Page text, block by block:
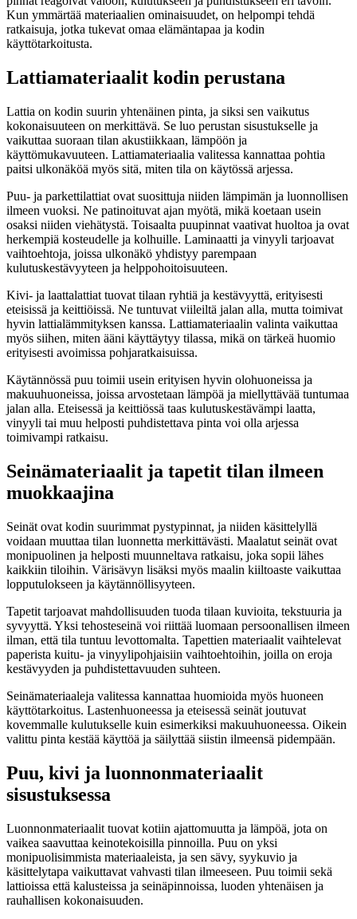
Kun ymmärtää materiaalien ominaisuudet, on helpompi tehdä
ratkaisuja, jotka tukevat omaa elämäntapaa ja kodin
käyttötarkoitusta.
Lattiamateriaalit kodin perustana
Lattia on kodin suurin yhtenäinen pinta, ja siksi sen vaikutus
kokonaisuuteen on merkittävä. Se luo perustan sisustukselle ja
vaikuttaa suoraan tilan akustiikkaan, lämpöön ja
käyttömukavuuteen. Lattiamateriaalia valitessa kannattaa pohtia
paitsi ulkonäköä myös sitä, miten tila on käytössä arjessa.
Puu- ja parkettilattiat ovat suosittuja niiden lämpimän ja luonnollisen
ilmeen vuoksi. Ne patinoituvat ajan myötä, mikä koetaan usein
osaksi niiden viehätystä. Toisaalta puupinnat vaativat huoltoa ja ovat
herkempiä kosteudelle ja kolhuille. Laminaatti ja vinyyli tarjoavat
vaihtoehtoja, joissa ulkonäkö yhdistyy parempaan
kulutuskestävyyteen ja helppohoitoisuuteen.
Kivi- ja laattalattiat tuovat tilaan ryhtiä ja kestävyyttä, erityisesti
eteisissä ja keittiöissä. Ne tuntuvat viileiltä jalan alla, mutta toimivat
hyvin lattialämmityksen kanssa. Lattiamateriaalin valinta vaikuttaa
myös siihen, miten ääni käyttäytyy tilassa, mikä on tärkeä huomio
erityisesti avoimissa pohjaratkaisuissa.
Käytännössä puu toimii usein erityisen hyvin olohuoneissa ja
makuuhuoneissa, joissa arvostetaan lämpöä ja miellyttävää tuntumaa
jalan alla. Eteisessä ja keittiössä taas kulutuskestävämpi laatta,
vinyyli tai muu helposti puhdistettava pinta voi olla arjessa
toimivampi ratkaisu.
Seinämateriaalit ja tapetit tilan ilmeen
muokkaajina
Seinät ovat kodin suurimmat pystypinnat, ja niiden käsittelyllä
voidaan muuttaa tilan luonnetta merkittävästi. Maalatut seinät ovat
monipuolinen ja helposti muunneltava ratkaisu, joka sopii lähes
kaikkiin tiloihin. Värisävyn lisäksi myös maalin kiiltoaste vaikuttaa
lopputulokseen ja käytännöllisyyteen.
Tapetit tarjoavat mahdollisuuden tuoda tilaan kuvioita, tekstuuria ja
syvyyttä. Yksi tehosteseinä voi riittää luomaan persoonallisen ilmeen
ilman, että tila tuntuu levottomalta. Tapettien materiaalit vaihtelevat
paperista kuitu- ja vinyylipohjaisiin vaihtoehtoihin, joilla on eroja
kestävyyden ja puhdistettavuuden suhteen.
Seinämateriaaleja valitessa kannattaa huomioida myös huoneen
käyttötarkoitus. Lastenhuoneessa ja eteisessä seinät joutuvat
kovemmalle kulutukselle kuin esimerkiksi makuuhuoneessa. Oikein
valittu pinta kestää käyttöä ja säilyttää siistin ilmeensä pidempään.
Puu, kivi ja luonnonmateriaalit
sisustuksessa
Luonnonmateriaalit tuovat kotiin ajattomuutta ja lämpöä, jota on
vaikea saavuttaa keinotekoisilla pinnoilla. Puu on yksi
monipuolisimmista materiaaleista, ja sen sävy, syykuvio ja
käsittelytapa vaikuttavat vahvasti tilan ilmeeseen. Puu toimii sekä
lattioissa että kalusteissa ja seinäpinnoissa, luoden yhtenäisen ja
rauhallisen kokonaisuuden.